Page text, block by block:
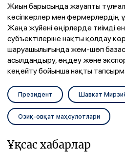
Жиын барысында жауапты
кәсіпкерлер мен
Жаңа жүйені өңірлерде тиімді
субъектілеріне нақты қолдау
шаруашылығында жем-шөп
асылдандыру, өңдеу және
кеңейту бойынша нақты
Президент Шавкат
Озиқ-овқат маҳсулотлари
Ұқсас хабарлар